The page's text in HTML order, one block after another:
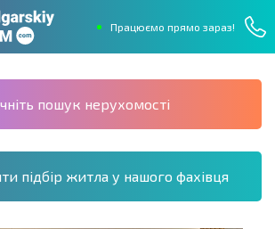
Працюємо прямо зараз!
пошук нерухомості
підбір житла у нашого фахівця